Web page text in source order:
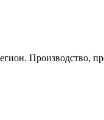
Производство,